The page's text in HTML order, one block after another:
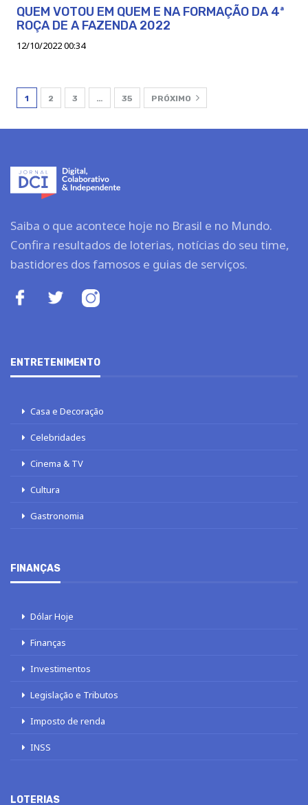
QUEM VOTOU EM QUEM E NA FORMAÇÃO DA 4ª
ROÇA DE A FAZENDA 2022
12/10/2022 00:34
1 2 3 … 35 PRÓXIMO
Saiba o que acontece hoje no Brasil e no Mundo.
Confira resultados de loterias, notícias do seu time,
bastidores dos famosos e guias de serviços.
ENTRETENIMENTO
Casa e Decoração
Celebridades
Cinema & TV
Cultura
Gastronomia
FINANÇAS
Dólar Hoje
Finanças
Investimentos
Legislação e Tributos
Imposto de renda
INSS
LOTERIAS